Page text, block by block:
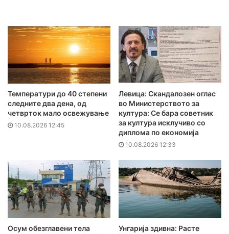
Температури до 40 степени
следните два дена, од
четврток мало освежување
10.08.2026 12:45
Левица: Скандалозен оглас
во Министерството за
култура: Се бара советник
за култура исклучиво со
диплома по економија
10.08.2026 12:33
Осум обезглавени тела
Унгарија здивна: Расте